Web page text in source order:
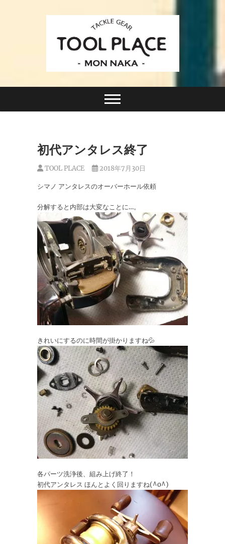
TACKLE GEAR
TOOL PLACE ツー
ス」が門前仲町に近日オープン！
初代アンタレス終了
TOOL PLACE 2018年7月30日
シマノ アンタレスのオーバーホール依頼
分解すると内部は大変なことに…。
きれいにするのに時間が掛かりますね💦
各パーツ洗浄後、組み上げ終了！
初代アンタレス ほんとよく回りますね(^o^)